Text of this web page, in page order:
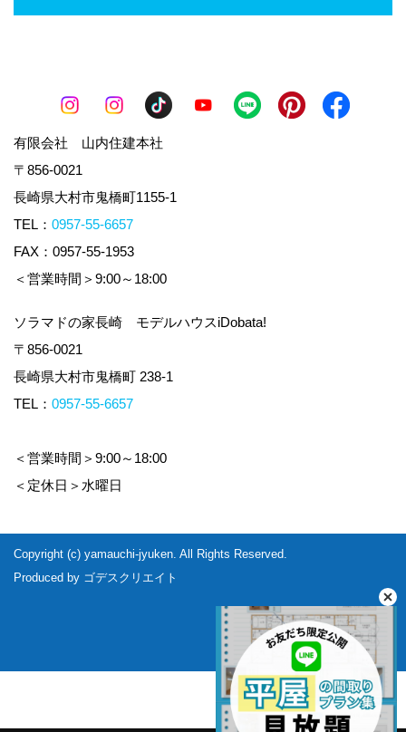
有限会社 山内住建本社
〒856-0021
長崎県大村市鬼橋町1155-1
TEL： 0957-55-6657
FAX：0957-55-1953
＜営業時間＞9:00～18:00
ソラマドの家長崎 モデルハウスiDobata!
〒856-0021
長崎県大村市鬼橋町 238-1
TEL： 0957-55-6657
＜営業時間＞9:00～18:00
＜定休日＞水曜日
Copyright (c) yamauchi-jyuken. All Rights Reserved.
Produced by ゴデスクリエイト